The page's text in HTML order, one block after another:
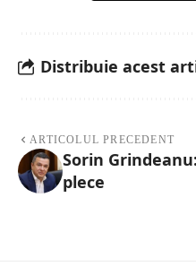
Distribuie acest
ARTICOLUL PRECEDENT
Sorin
plece